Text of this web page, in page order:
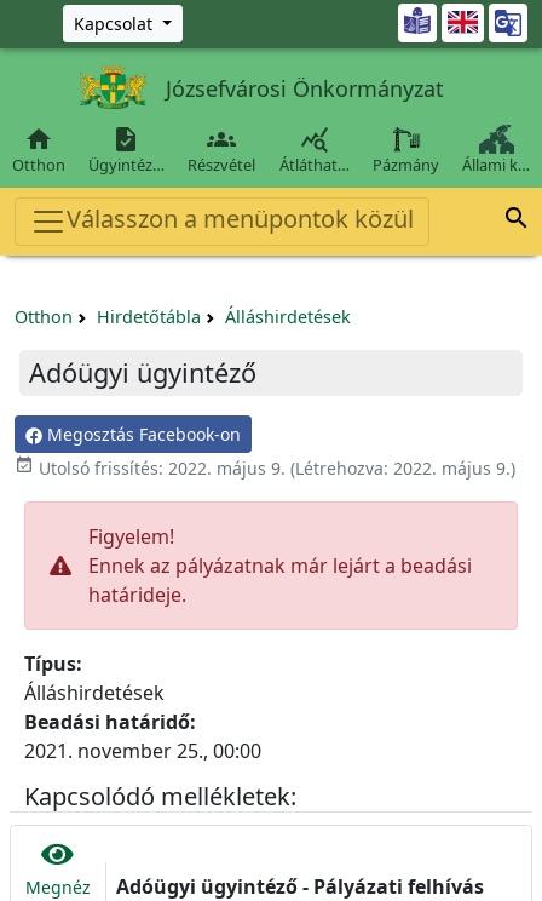
Ugrás a fő tartalomra
Kapcsolat 
Józsefvárosi Önkormányzat

Otthon

Ügyintéz…

Részvétel

Átláthat… Pázmány Állami k…
Válasszon a menüpontok közül 
Otthon Hirdetőtábla Álláshirdetések
Adóügyi ügyintéző
Megosztás Facebook-on
 Utolsó frissítés: 2022. május 9. (Létrehozva: 2022. május 9.)
Figyelem!
Ennek az pályázatnak már lejárt a beadási
határideje.
Típus:
Álláshirdetések
Beadási határidő:
2021. november 25., 00:00
Kapcsolódó mellékletek:
Megnéz Adóügyi ügyintéző - Pályázati felhívás